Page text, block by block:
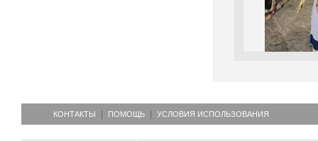
КОНТАКТЫ ПОМОЩЬ УСЛОВИЯ ИСПОЛЬЗОВАНИЯ